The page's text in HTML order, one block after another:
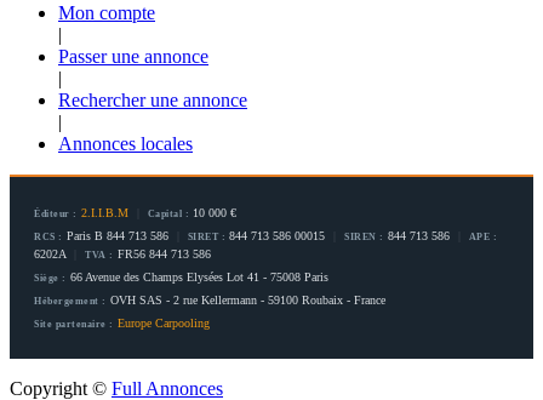
Mon compte
|
Passer une annonce
|
Rechercher une annonce
|
Annonces locales
Éditeur : 2.I.I.B.M Capital : 10 000 €
RCS : Paris B 844 713 586 SIRET : 844 713 586 00015 SIREN : 844 713 586 APE :
6202A TVA : FR56 844 713 586
Siège : 66 Avenue des Champs Elysées Lot 41 - 75008 Paris
Hébergement : OVH SAS - 2 rue Kellermann - 59100 Roubaix - France
Site partenaire : Europe Carpooling
Copyright © Full Annonces